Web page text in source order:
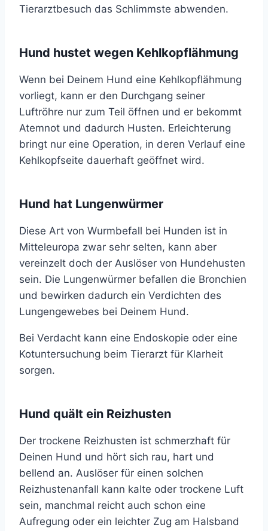
Tierarztbesuch das Schlimmste abwenden.
Hund hustet wegen Kehlkopflähmung
Wenn bei Deinem Hund eine Kehlkopflähmung
vorliegt, kann er den Durchgang seiner
Luftröhre nur zum Teil öffnen und er bekommt
Atemnot und dadurch Husten. Erleichterung
bringt nur eine Operation, in deren Verlauf eine
Kehlkopfseite dauerhaft geöffnet wird.
Hund hat Lungenwürmer
Diese Art von Wurmbefall bei Hunden ist in
Mitteleuropa zwar sehr selten, kann aber
vereinzelt doch der Auslöser von Hundehusten
sein. Die Lungenwürmer befallen die Bronchien
und bewirken dadurch ein Verdichten des
Lungengewebes bei Deinem Hund.
Bei Verdacht kann eine Endoskopie oder eine
Kotuntersuchung beim Tierarzt für Klarheit
sorgen.
Hund quält ein Reizhusten
Der trockene Reizhusten ist schmerzhaft für
Deinen Hund und hört sich rau, hart und
bellend an. Auslöser für einen solchen
Reizhustenanfall kann kalte oder trockene Luft
sein, manchmal reicht auch schon eine
Aufregung oder ein leichter Zug am Halsband